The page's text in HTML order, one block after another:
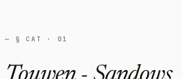
— § CAT · 01